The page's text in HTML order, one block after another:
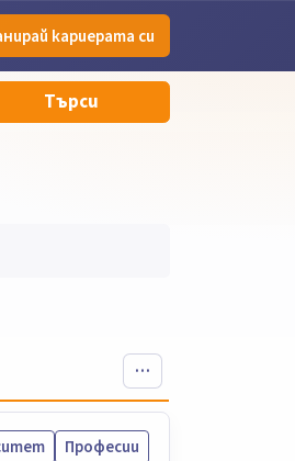
кариерата си
Търси
Професии